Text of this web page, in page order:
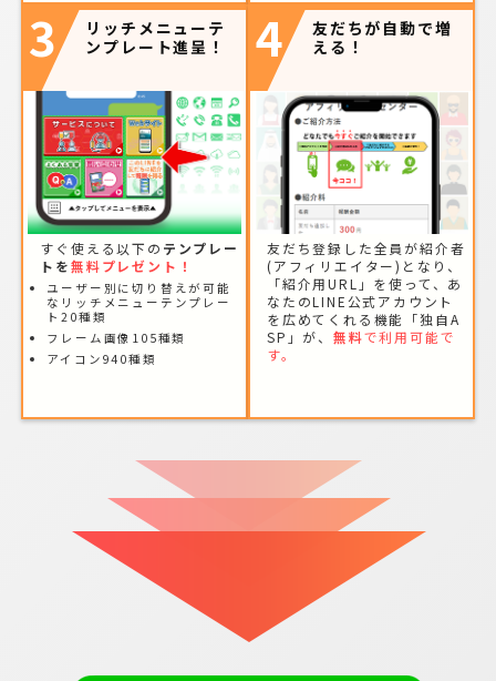
3
リッチメニューテ
ンプレート進呈！
すぐ使える以下の テンプレー
トを無料プレゼント！
ユーザー別に切り替えが可能
なリッチメニューテンプレー
ト20種類
フレーム画像105種類
アイコン940種類
4
友だちが自動で増
える！
友だち登録した全員が紹介者
(アフィリエイター)となり、
「紹介用URL」を使って、あ
なたのLINE公式アカウント
を広めてくれる機能「独自A
SP」が、 無料で利用可能で
す。